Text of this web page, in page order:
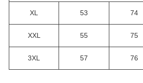
XL 53 74
XXL 55 75
3XL 57 76